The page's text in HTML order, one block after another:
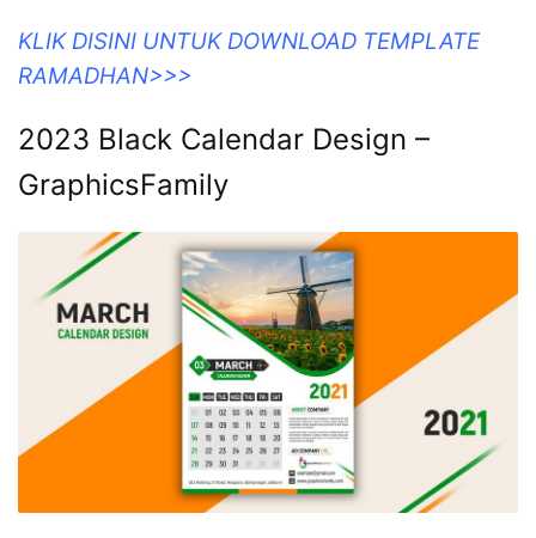
KLIK DISINI UNTUK DOWNLOAD TEMPLATE
RAMADHAN>>>
2023 Black Calendar Design –
GraphicsFamily